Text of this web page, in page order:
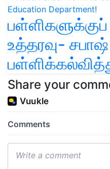
பள்ளிகளுக்குப்
உத்தரவு- சபாஷ்
Share your